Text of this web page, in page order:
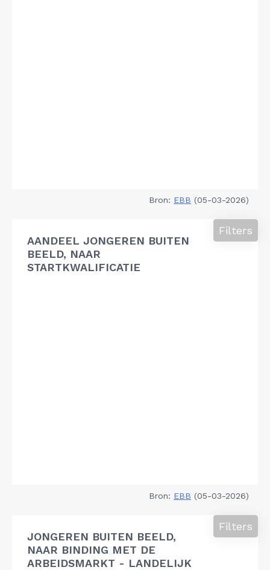
Bron: EBB (05-03-2026)
AANDEEL JONGEREN BUITEN
BEELD, NAAR
STARTKWALIFICATIE
Filters
Bron: EBB (05-03-2026)
JONGEREN BUITEN BEELD,
NAAR BINDING MET DE
ARBEIDSMARKT - LANDELIJK
Filters